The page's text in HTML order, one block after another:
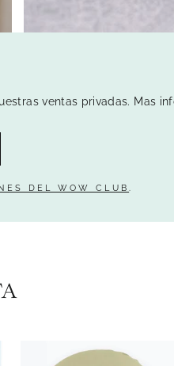
ventas privadas. Mas
DEL WOW CLUB.